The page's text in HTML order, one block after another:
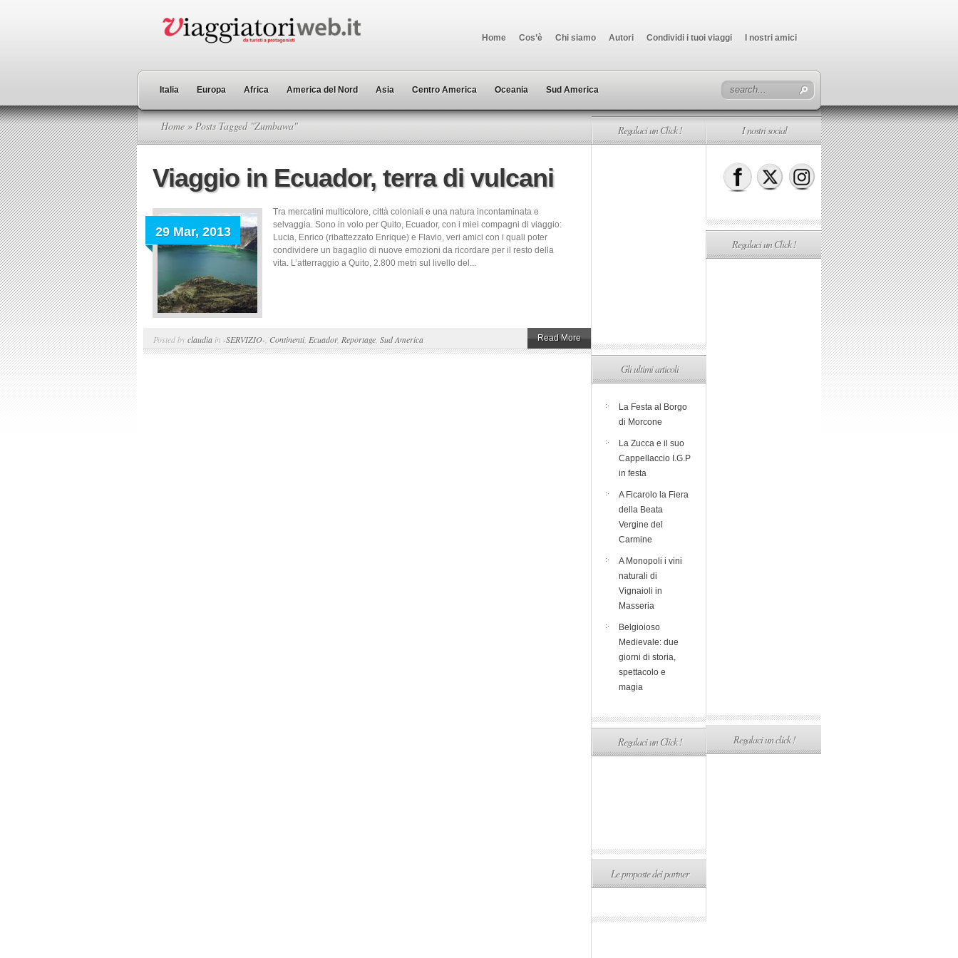
Home Cos’è Chi siamo Autori Condividi i tuoi viaggi I nostri amici
Italia Europa Africa America del Nord Asia Centro America Oceania Sud America
Home » Posts Tagged "Zumbawa"
Viaggio in Ecuador, terra di vulcani
29 Mar, 2013
Tra mercatini multicolore, città coloniali e una natura incontaminata e
selvaggia. Sono in volo per Quito, Ecuador, con i miei compagni di viaggio:
Lucia, Enrico (ribattezzato Enrique) e Flavio, veri amici con i quali poter
condividere un bagaglio di nuove emozioni da ricordare per il resto della
vita. L’atterraggio a Quito, 2.800 metri sul livello del...
Posted byclaudia in -SERVIZIO- Continenti, Ecuador, Reportage Sud America Read More
Regalaci un Click !
Gli ultimi articoli
La Festa al Borgo
di Morcone
La Zucca e il suo
Cappellaccio I.G.P
in festa
A Ficarolo la Fiera
della Beata
Vergine del
Carmine
A Monopoli i vini
naturali di
Vignaioli in
Masseria
Belgioioso
Medievale: due
giorni di storia,
spettacolo e
magia
Regalaci un Click !
Le proposte dei partner
I nostri social
Regalaci un Click !
Regalaci un click !